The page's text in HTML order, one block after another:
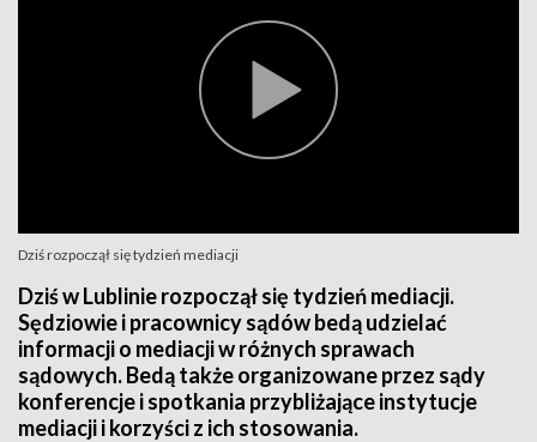
Dziś rozpoczął się tydzień mediacji
Dziś w Lublinie rozpoczął się tydzień mediacji.
Sędziowie i pracownicy sądów bedą udzielać
informacji o mediacji w różnych sprawach
sądowych. Bedą także organizowane przez sądy
konferencje i spotkania przybliżające instytucje
mediacji i korzyści z ich stosowania.